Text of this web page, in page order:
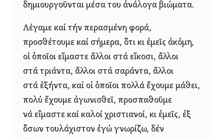
δημιουργοῦνται μέσα του ἀνάλογα βιώματα.
Λέγαμε καί τήν περασμένη φορά,
προσθέτουμε καί σήμερα, ὅτι κι ἐμεῖς ἀκόμη,
οἱ ὁποῖοι εἴμαστε ἄλλοι στά εἴκοσι, ἄλλοι
στά τριάντα, ἄλλοι στά σαράντα, ἄλλοι
στά ἑξήντα, καί οἱ ὁποῖοι πολλά ἔχουμε μάθει,
πολύ ἔχουμε ἀγωνισθεῖ, προσπαθοῦμε
νά εἴμαστε καί καλοί χριστιανοί, κι ἐμεῖς, ἐξ
ὅσων τουλάχιστον ἐγώ γνωρίζω, δέν